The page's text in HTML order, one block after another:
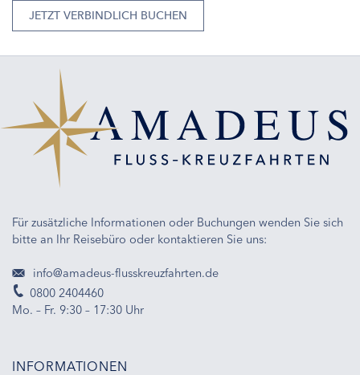
JETZT VERBINDLICH BUCHEN
Für zusätzliche Informationen oder Buchungen wenden Sie sich
bitte an Ihr Reisebüro oder kontaktieren Sie uns:
info@amadeus-flusskreuzfahrten.de
0800 2404460
Mo. – Fr. 9:30 – 17:30 Uhr
INFORMATIONEN